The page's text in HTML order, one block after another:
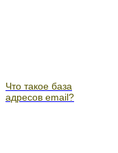
Что такое база
адресов email?